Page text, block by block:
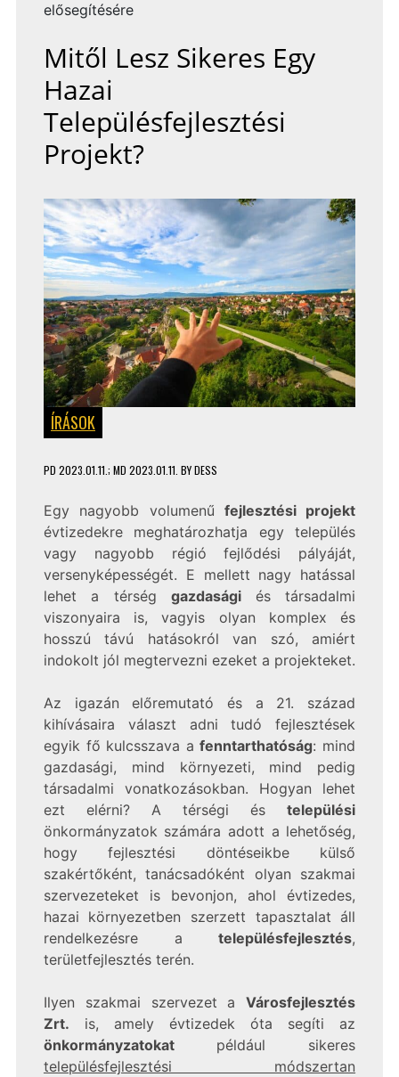
elősegítésére
Mitől Lesz Sikeres Egy
Hazai
Településfejlesztési
Projekt?
ÍRÁSOK
PD 2023.01.11. ; MD 2023.01.11. BYDESS
Egy nagyobb volumenű fejlesztési projekt
évtizedekre meghatározhatja egy település
vagy nagyobb régió fejlődési pályáját,
versenyképességét. E mellett nagy hatással
lehet a térséggazdasági és társadalmi
viszonyaira is, vagyis olyan komplex és
hosszú távú hatásokról van szó, amiért
indokolt jól megtervezni ezeket a projekteket.
Az igazán előremutató és a 21. század
kihívásaira választ adni tudó fejlesztések
egyik fő kulcsszava afenntarthatóság: mind
gazdasági, mind környezeti, mind pedig
társadalmi vonatkozásokban. Hogyan lehet
ezt elérni? A térségi éstelepülési
önkormányzatok számára adott a lehetőség,
hogy fejlesztési döntéseikbe külső
szakértőként, tanácsadóként olyan szakmai
szervezeteket is bevonjon, ahol évtizedes,
hazai környezetben szerzett tapasztalat áll
rendelkezésre atelepülésfejlesztés,
területfejlesztés terén.
Ilyen szakmai szervezet aVárosfejlesztés
Zrt. is, amely évtizedek óta segíti az
önkormányzatokat például sikeres
településfejlesztési módszertan